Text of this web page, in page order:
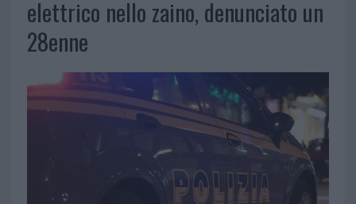
elettrico nello zaino, denunciato un
28enne